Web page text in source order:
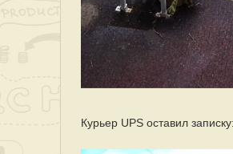
Курьер UPS оставил